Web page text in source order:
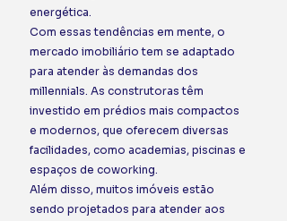
energética.
Com essas tendências em mente, o
mercado imobiliário tem se adaptado
para atender às demandas dos
millennials. As construtoras têm
investido em prédios mais compactos
e modernos, que oferecem diversas
facilidades, como academias, piscinas e
espaços de coworking.
Além disso, muitos imóveis estão
sendo projetados para atender aos